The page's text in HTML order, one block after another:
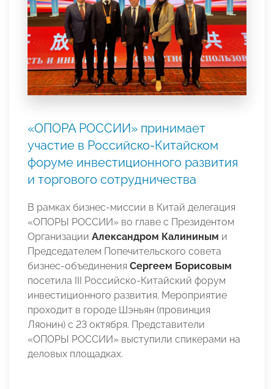
«ОПОРА РОССИИ» принимает
участие в Российско-Китайском
форуме инвестиционного развития
и торгового сотрудничества
В рамках бизнес-миссии в Китай делегация
«ОПОРЫ РОССИИ» во главе с Президентом
Организации Александром Калининым и
Председателем Попечительского совета
бизнес-объединения Сергеем Борисовым
посетила III Российско-Китайский форум
инвестиционного развития. Мероприятие
проходит в городе Шэньян (провинция
Ляонин) с 23 октября. Представители
«ОПОРЫ РОССИИ» выступили спикерами на
деловых площадках.